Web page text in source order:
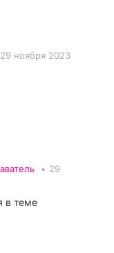
29 ноября 2023
• 29
в теме